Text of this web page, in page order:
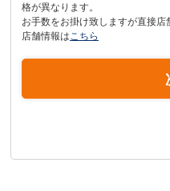
格が異なります。
お手数をお掛け致しますが直接店
店舗情報は こちら